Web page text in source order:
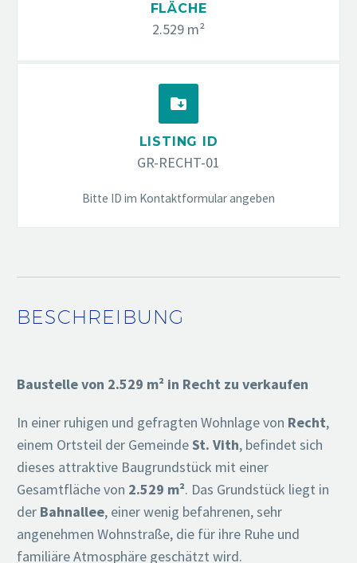
FLÄCHE
2.529 m²


LISTING ID
GR-RECHT-01
Bitte ID im Kontaktformular angeben
BESCHREIBUNG
Baustelle von 2.529 m² in Recht zu verkaufen
In einer ruhigen und gefragten Wohnlage von Recht,
einem Ortsteil der GemeindeSt. Vith, befindet sich
dieses attraktive Baugrundstück mit einer
Gesamtfläche von 2.529 m². Das Grundstück liegt in
der Bahnallee, einer wenig befahrenen, sehr
angenehmen Wohnstraße, die für ihre Ruhe und
familiäre Atmosphäre geschätzt wird.